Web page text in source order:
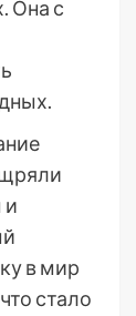
Она с
и
в мир
стало